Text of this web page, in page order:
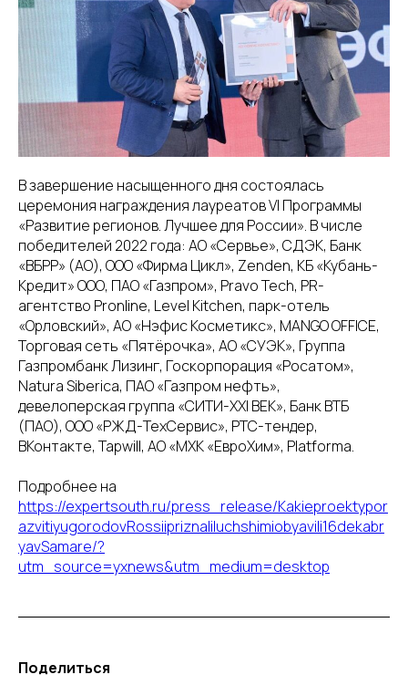
В завершение насыщенного дня состоялась
церемония награждения лауреатов VI Программы
«Развитие регионов. Лучшее для России». В числе
победителей 2022 года: АО «Сервье», СДЭК, Банк
«ВБРР» (АО), ООО «Фирма Цикл», Zenden, КБ «Кубань-
Кредит» ООО, ПАО «Газпром», Pravo Tech, PR-
агентство Pronline, Level Kitchen, парк-отель
«Орловский», АО «Нэфис Косметикс», MANGO OFFICE,
Торговая сеть «Пятёрочка», АО «СУЭК», Группа
Газпромбанк Лизинг, Госкорпорация «Росатом»,
Natura Siberica, ПАО «Газпром нефть»,
девелоперская группа «СИТИ-XXI ВЕК», Банк ВТБ
(ПАО), ООО «РЖД-ТехСервис», РТС-тендер,
ВКонтакте, Tapwill, АО «МХК «ЕвроХим», Platforma.
Подробнее на
https://expertsouth.ru/press_release/Kakieproektypor
azvitiyugorodovRossiipriznaliluchshimiobyavili16dekabr
yavSamare/?
utm_source=yxnews&utm_medium=desktop
Поделиться